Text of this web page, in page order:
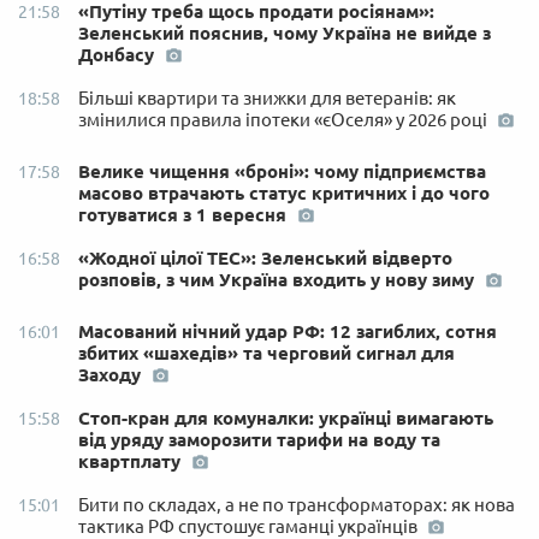
21:58
«Путіну треба щось продати росіянам»:
Зеленський пояснив, чому Україна не вийде з
Донбасу
18:58
Більші квартири та знижки для ветеранів: як
змінилися правила іпотеки «єОселя» у 2026 році
17:58
Велике чищення «броні»: чому підприємства
масово втрачають статус критичних і до чого
готуватися з 1 вересня
16:58
«Жодної цілої ТЕС»: Зеленський відверто
розповів, з чим Україна входить у нову зиму
16:01
Масований нічний удар РФ: 12 загиблих, сотня
збитих «шахедів» та черговий сигнал для
Заходу
15:58
Стоп-кран для комуналки: українці вимагають
від уряду заморозити тарифи на воду та
квартплату
15:01
Бити по складах, а не по трансформаторах: як нова
тактика РФ спустошує гаманці українців